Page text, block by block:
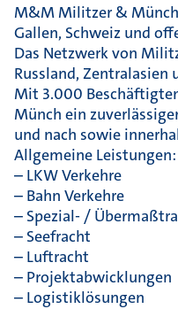
M&M Militzer &
Gallen, Schweiz und
Das Netzwerk von
Russland, Zentralasien
Mit 3.000
Münch ein
und nach sowie
Allgemeine Leistungen:
– LKW Verkehre
– Bahn Verkehre
– Spezial- /
– Seefracht
– Luftracht
– Projektabwicklungen
– Logistiklösungen